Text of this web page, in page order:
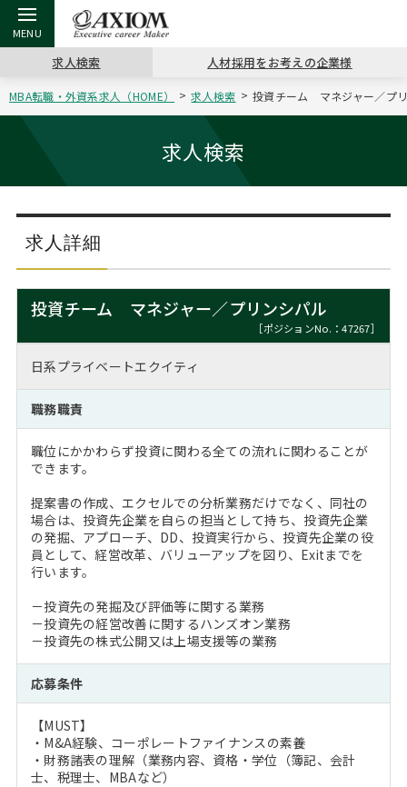
戻る
アクシアムの特長
戻る
コンサ
サービス案内
戻る
キャリ
コンサルタントの紹介
戻る
キャリア支援 TOP
キャリアデザイン講座
（最新求人市場動向）
戻る
MBAの
おわり
ステージ別アドバイス
MBAの転職事例
MBAからのFAQ
MBA留学生数の推移
戻る
日本か
年齢と年収の相関図
戻る
転職ツール TOP
英文レジュメの書き方
戻る
パワー
職務経歴書の書き方
外資系／面接攻略のコツ
戻る
転職コラム TOP
“展”職相談室
転職市場の明日をよめ
キャリアに効く一冊
注目企業インタビュー
戻る
イベント・セミナー TOP
ジョブフェア
キャリアデザインセミナー
プロ経営者の特別セミナー
Career Talk Live
MBA NETWORKING
戻る
会社概要 TOP
沿革
主なクライアント
パブリシティ
ニュースリリース
求人検索 人材採用をお考えの企業様
MBA転職・外資系求人（HOME） 求人検索 投資チーム マネジャー／プ
求人検索
求人詳細
投資チーム マネジャー／プリンシパル
［ポジションNo.：47267］
日系プライベートエクイティ
職務職責
職位にかかわらず投資に関わる全ての流れに関わることが
できます。
提案書の作成、エクセルでの分析業務だけでなく、同社の
場合は、投資先企業を自らの担当として持ち、投資先企業
の発掘、アプローチ、DD、投資実行から、投資先企業の役
員として、経営改革、バリューアップを図り、Exitまでを
行います。
－投資先の発掘及び評価等に関する業務
－投資先の経営改善に関するハンズオン業務
－投資先の株式公開又は上場支援等の業務
応募条件
【MUST】
・M&A経験、コーポレートファイナンスの素養
・財務諸表の理解（業務内容、資格・学位（簿記、会計
士、税理士、MBAなど）